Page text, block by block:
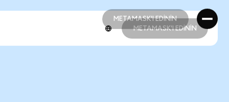
METAMASK'I EDİNİN
METAMASK'I EDİNİN
METAMASK'I EDİNİN